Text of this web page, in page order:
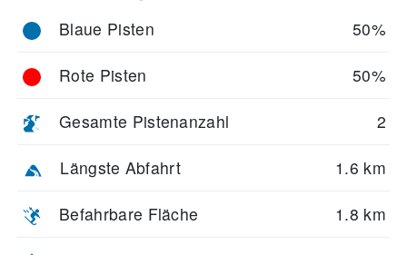
Blaue Pisten 50%
Rote Pisten 50%
Gesamte Pistenanzahl 2
Längste Abfahrt 1.6 km
Befahrbare Fläche 1.8 km